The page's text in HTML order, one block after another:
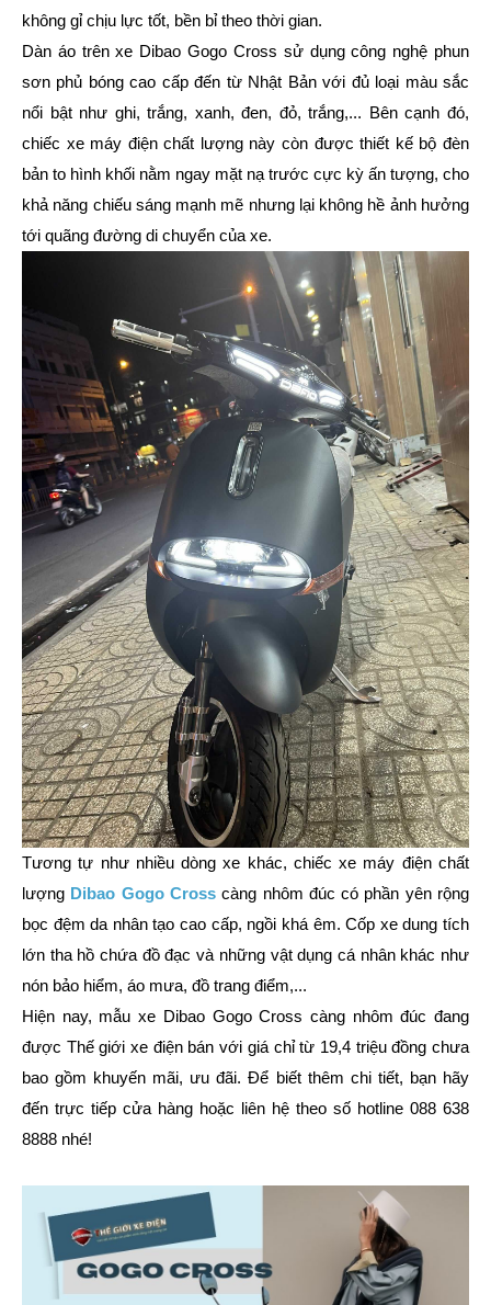
không gỉ chịu lực tốt, bền bỉ theo thời gian.
Dàn áo trên xe Dibao Gogo Cross sử dụng công nghệ phun
sơn phủ bóng cao cấp đến từ Nhật Bản với đủ loại màu sắc
nổi bật như ghi, trắng, xanh, đen, đỏ, trắng,... Bên cạnh đó,
chiếc xe máy điện chất lượng này còn được thiết kế bộ đèn
bản to hình khối nằm ngay mặt nạ trước cực kỳ ấn tượng, cho
khả năng chiếu sáng mạnh mẽ nhưng lại không hề ảnh hưởng
tới quãng đường di chuyển của xe.
Tương tự như nhiều dòng xe khác, chiếc xe máy điện chất
lượng Dibao Gogo Crosscàng nhôm đúc có phần yên rộng
bọc đệm da nhân tạo cao cấp, ngồi khá êm. Cốp xe dung tích
lớn tha hồ chứa đồ đạc và những vật dụng cá nhân khác như
nón bảo hiểm, áo mưa, đồ trang điểm,...
Hiện nay, mẫu xe Dibao Gogo Cross càng nhôm đúc đang
được Thế giới xe điện bán với giá chỉ từ 19,4 triệu đồng chưa
bao gồm khuyến mãi, ưu đãi. Để biết thêm chi tiết, bạn hãy
đến trực tiếp cửa hàng hoặc liên hệ theo số hotline 088 638
8888 nhé!